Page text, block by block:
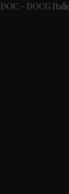
DOC - DOCG